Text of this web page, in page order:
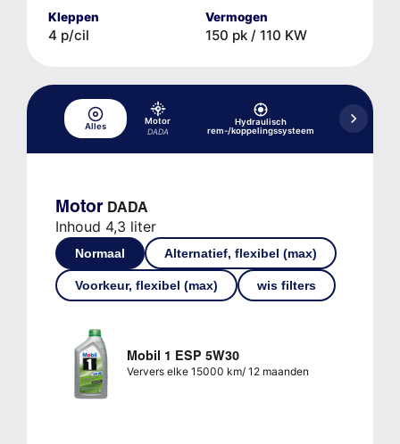
Kleppen
4 p/cil
Vermogen
150 pk / 110 KW
Alles
Motor
DADA
Hydraulisch
rem-/koppelingssysteem
Motor DADA
Inhoud 4,3 liter
Normaal Alternatief, flexibel (max)
Voorkeur, flexibel (max) wis filters
Mobil 1 ESP 5W30
Ververs elke 15000 km/ 12 maanden